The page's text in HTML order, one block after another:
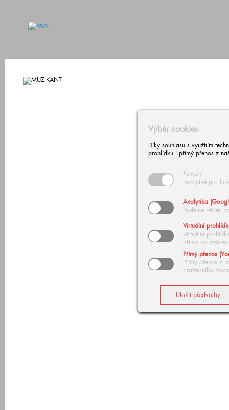
Výběr cookies
Díky souhlasu s využitím
prohlídku i přímý přenos z
Funkční
nezbytné pro
Analytika
Budeme vědět,
Virtuální
Virtuální
přímo do stránek
Přímý přenos
Přímý přenos z
dražebního